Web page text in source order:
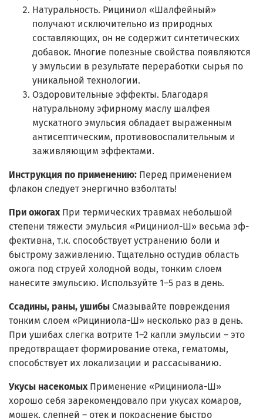
Натуральность. Рициниол «Шалфейный»
получают исключительно из природных
составляющих, он не содержит синтетических
добавок. Многие полезные свойства появляются
у эмульсии в результате переработки сырья по
уникальной технологии.
Оздоровительные эффекты. Благодаря
натуральному эфирному маслу шалфея
мускатного эмульсия обладает выраженным
антисептическим, противовоспалительным и
заживляющим эффектами.
Инструкция по применению: Перед применением
флакон следует энергично взболтать!
При ожогах При термических травмах небольшой
степени тяжести эмульсия «Рициниол-Ш» весьма эф-
фективна, т.к. способствует устранению боли и
быстрому заживлению. Тщательно остудив область
ожога под струей холодной воды, тонким слоем
нанесите эмульсию. Используйте 1–5 раз в день.
Ссадины, раны, ушибы Смазывайте повреждения
тонким слоем «Рициниола-Ш» несколько раз в день.
При ушибах слегка вотрите 1–2 капли эмульсии – это
предотвращает формирование отека, гематомы,
способствует их локализации и рассасыванию.
Укусы насекомых Применение «Рициниола-Ш»
хорошо себя зарекомендовало при укусах комаров,
мошек, слепней – отек и покраснение быстро